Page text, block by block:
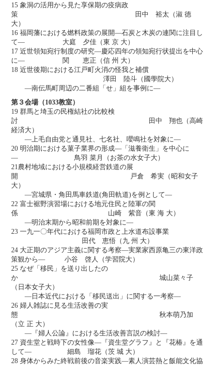
15 象洞の活用から見た享保期の疫病政
策 田中 裕太（淑 徳
大）
16 福岡藩における燃料政策の展開—石炭と木炭の連関に注目し
て― 大庭 夕佳（東 京 大）
17 近世領知宛行制度の研究—慶応四年の領知宛行状提出を中心
に— 関 恵正（信 州 大）
18 近世後期における江戸町火消の怪我と補償
澤田 陸斗（國學院大）
―南伝馬町周辺の二番組「せ」組を事例に―
第３会場（1033教室）
19 群馬と埼玉の民権結社の比較検
討 田中 翔也（高崎
経済大）
―上毛自由党と通見社、七名社、嚶鳴社を対象に―
20 明治期における菓子業界の形成―「滋養衛生」を中心に
― 鳥羽 菜月（お茶の水女子大）
21農村地域における小規模経営鉄道の展
開 戸倉 希実（昭和女子
大）
―宮城県・角田馬車鉄道(角田軌道)を例として―
22 富士裾野演習場における地元住民と陸軍の関
係 山崎 紫音（東 海 大）
―明治末期から昭和前期を対象に―
23 一九一〇年代における福岡市政と上水道布設事業
田代 恵悟（九 州 大）
24 大正期のアジア主義に関する考察―実業家西原亀三の東洋政
策観から― 小谷 啓人（学習院大）
25 なぜ「移民」を送り出したの
か 城山菜々子
（日本女子大）
—日本近代における「移民送出」に関する一考察―
26 婦人雑誌に見る生活改善の実
態 秋本萌乃加
（立 正 大）
―『婦人公論』における生活改善言説の検討―
27 資生堂と戦時下の女性像―『資生堂グラフ』と『花椿』を通
して― 細島 瑠花（茨 城 大）
28 身体からみた終戦前後の音楽実践—素人演芸熱と飯能文化協